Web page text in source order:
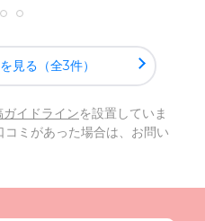
、私たちも驚いています。
タッフの方々も本当に親身
きる雰囲気があります。こ
そ、本人も安心して、穏や
す。何よりも感謝している
見る（全3件）
イドラインを設置していま
ミがあった場合は、お問い